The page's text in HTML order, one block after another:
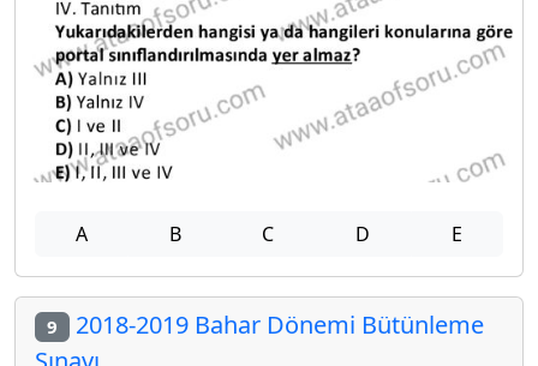
A B C D E
9 2018-2019 Bahar Dönemi Bütünleme